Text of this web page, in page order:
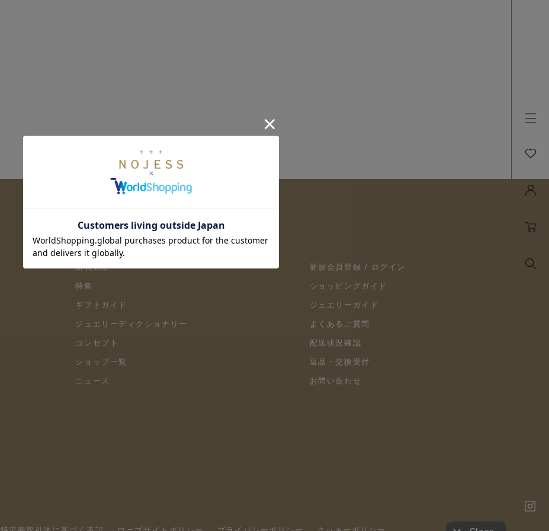
新着商品
特集
ギフトガイド
ジュエリーディクショナリー
コンセプト
ショップ一覧
ニュース
新規会員登録 / ログイン
ショッピングガイド
ジュエリーガイド
よくあるご質問
配送状況確認
返品・交換受付
お問い合わせ